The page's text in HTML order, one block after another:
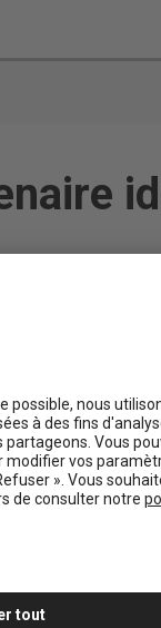
orientées
et du suivi